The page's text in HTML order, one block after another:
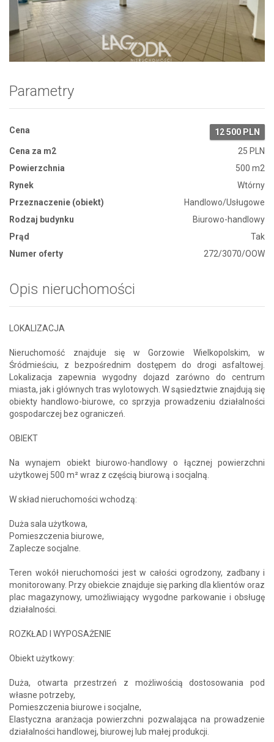
Zdjęcie 1
Parametry
Cena
12 500 PLN
Cena za m2
25 PLN
Powierzchnia
500 m2
Rynek
Wtórny
Przeznaczenie (obiekt)
Handlowo/Usługowe
Rodzaj budynku
Biurowo-handlowy
Prąd
Tak
Numer oferty
272/3070/OOW
Opis nieruchomości
LOKALIZACJA
Nieruchomość znajduje się w Gorzowie Wielkopolskim, w
Śródmieściu, z bezpośrednim dostępem do drogi asfaltowej.
Lokalizacja zapewnia wygodny dojazd zarówno do centrum
miasta, jak i głównych tras wylotowych. W sąsiedztwie znajdują się
obiekty handlowo-biurowe, co sprzyja prowadzeniu działalności
gospodarczej bez ograniczeń.
OBIEKT
Na wynajem obiekt biurowo-handlowy o łącznej powierzchni
użytkowej 500 m² wraz z częścią biurową i socjalną.
W skład nieruchomości wchodzą:
Duża sala użytkowa,
Pomieszczenia biurowe,
Zaplecze socjalne.
Teren wokół nieruchomości jest w całości ogrodzony, zadbany i
monitorowany. Przy obiekcie znajduje się parking dla klientów oraz
plac magazynowy, umożliwiający wygodne parkowanie i obsługę
działalności.
ROZKŁAD I WYPOSAŻENIE
Obiekt użytkowy:
Duża, otwarta przestrzeń z możliwością dostosowania pod
własne potrzeby,
Pomieszczenia biurowe i socjalne,
Elastyczna aranżacja powierzchni pozwalająca na prowadzenie
działalności handlowej, biurowej lub małej produkcji.